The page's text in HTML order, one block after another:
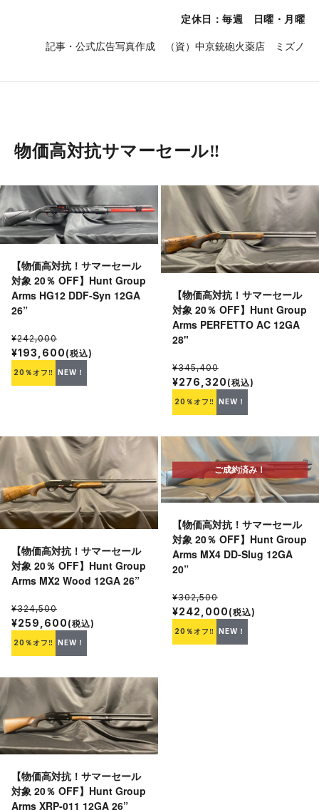
定休日：毎週 日曜・月曜
記事・公式広告写真作成 （資）中京銃砲火薬店 ミズノ
物価高対抗サマーセール‼︎
【物価高対抗！サマーセール
対象 20％ OFF】Hunt Group
Arms HG12 DDF-Syn 12GA
26”
¥242,000
¥193,600 (税込)
20％オフ‼ NEW！
【物価高対抗！サマーセール
対象 20％ OFF】Hunt Group
Arms PERFETTO AC 12GA
28"
¥345,400
¥276,320 (税込)
20％オフ‼ NEW！
【物価高対抗！サマーセール
対象 20％ OFF】Hunt Group
Arms MX2 Wood 12GA 26”
¥324,500
¥259,600 (税込)
20％オフ‼ NEW！
ご成約済み！
【物価高対抗！サマーセール
対象 20％ OFF】Hunt Group
Arms MX4 DD-Slug 12GA
20”
¥302,500
¥242,000 (税込)
20％オフ‼ NEW！
【物価高対抗！サマーセール
対象 20％ OFF】Hunt Group
Arms XRP-011 12GA 26”